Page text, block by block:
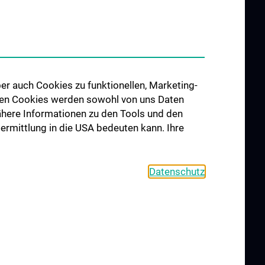
Researcher of the month
auch Cookies zu funktionellen, Marketing-
Cookies werden sowohl von uns Daten
Informationen zu den Tools und den
in die USA bedeuten kann. Ihre
Datenschutz